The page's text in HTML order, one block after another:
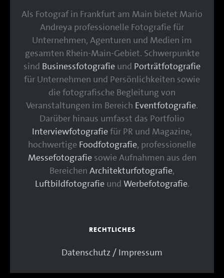
Als Fotograf in Frankfurt am Main bietet Mario
Andreya professionelle Fotografie für
Unternehmen, Agenturen und Medien im
gesamten Rhein-Main-Gebiet. Schwerpunkte
sind Businessfotografie und Porträtfotografie
für Unternehmen und Persönlichkeiten sowie
die fotografische Begleitung von
Veranstaltungen im Bereich Eventfotografie.
Darüber hinaus umfasst das Portfolio
Interviewfotografiefür PR und Magazine,
hochwertige Foodfotografie, professionelle
Messefotografiesowie Aufnahmen aus den
Bereichen Architekturfotografie,
Luftbildfotografieund Werbefotografie.
RECHTLICHES
Datenschutz / Impressum